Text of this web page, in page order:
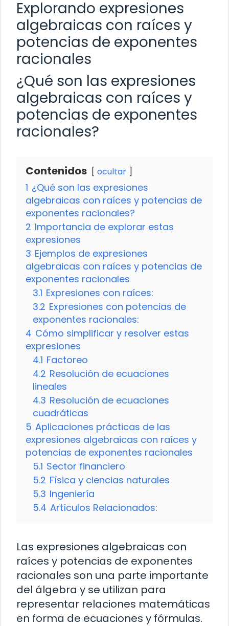
Explorando expresiones
algebraicas con raíces y
potencias de exponentes
racionales
¿Qué son las expresiones
algebraicas con raíces y
potencias de exponentes
racionales?
Contenidos ocultar
1 ¿Qué son las expresiones
algebraicas con raíces y potencias de
exponentes racionales?
2 Importancia de explorar estas
expresiones
3 Ejemplos de expresiones
algebraicas con raíces y potencias de
exponentes racionales
3.1 Expresiones con raíces:
3.2 Expresiones con potencias de
exponentes racionales:
4 Cómo simplificar y resolver estas
expresiones
4.1 Factoreo
4.2 Resolución de ecuaciones
lineales
4.3 Resolución de ecuaciones
cuadráticas
5 Aplicaciones prácticas de las
expresiones algebraicas con raíces y
potencias de exponentes racionales
5.1 Sector financiero
5.2 Física y ciencias naturales
5.3 Ingeniería
5.4 Artículos Relacionados:
Las expresiones algebraicas con
raíces y potencias de exponentes
racionales son una parte importante
del álgebra y se utilizan para
representar relaciones matemáticas
en forma de ecuaciones y fórmulas.